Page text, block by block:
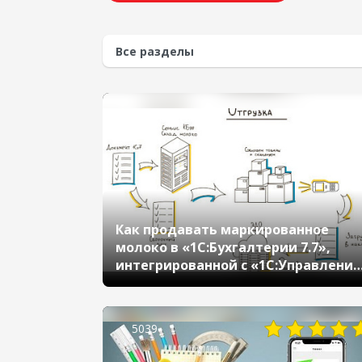
Как продавать маркированное
молоко в «1С:Бухгалтерии 7.7»,
интегрированной с «1С:Управление
нашей фирмой»
5039